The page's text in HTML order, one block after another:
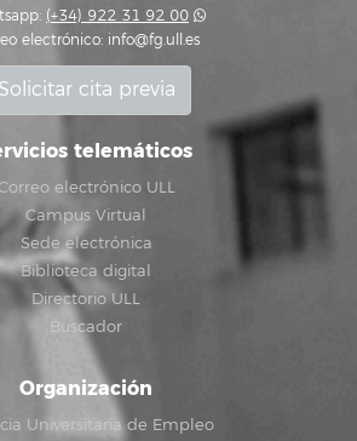
(+34) 922 31 92 00
electrónico: info@fg.ull.es
Solicitar cita previa
telemáticos
electrónico ULL
Campus Virtual
Sede electrónica
Biblioteca digital
Directorio ULL
Buscador
Organización
Universitaria de Empleo